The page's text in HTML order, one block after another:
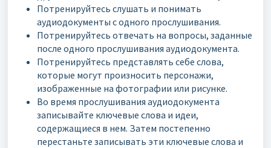
Потренируйтесь слушать и понимать
аудиодокументы с одного прослушивания.
Потренируйтесь отвечать на вопросы, заданные
после одного прослушивания аудиодокумента.
Потренируйтесь представлять себе слова,
которые могут произносить персонажи,
изображенные на фотографии или рисунке.
Во время прослушивания аудиодокумента
записывайте ключевые слова и идеи,
содержащиеся в нем. Затем постепенно
перестаньте записывать эти ключевые слова и